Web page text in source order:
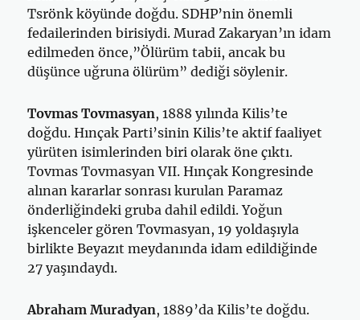
Tsrönk köyünde doğdu. SDHP’nin önemli
fedailerinden birisiydi. Murad Zakaryan’ın idam
edilmeden önce,”Ölürüm tabii, ancak bu
düşünce uğruna ölürüm” dediği söylenir.
Tovmas Tovmasyan, 1888 yılında Kilis’te
doğdu. Hınçak Parti’sinin Kilis’te aktif faaliyet
yürüten isimlerinden biri olarak öne çıktı.
Tovmas Tovmasyan VII. Hınçak Kongresinde
alınan kararlar sonrası kurulan Paramaz
önderliğindeki gruba dahil edildi. Yoğun
işkenceler gören Tovmasyan, 19 yoldaşıyla
birlikte Beyazıt meydanında idam edildiğinde
27 yaşındaydı.
Abraham Muradyan, 1889’da Kilis’te doğdu.